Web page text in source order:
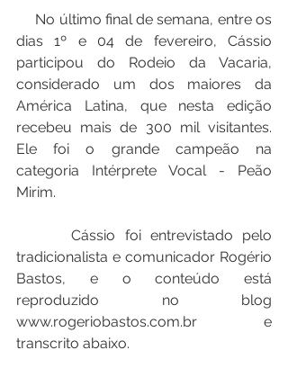
dias 1º e 04 de fevereiro, Cássio
participou do Rodeio da Vacaria,
considerado um dos maiores da
América Latina, que nesta edição
recebeu mais de 300 mil visitantes.
Ele foi o grande campeão na
categoria Intérprete Vocal - Peão
Mirim.
      Cássio foi entrevistado pelo
tradicionalista e comunicador Rogério
Bastos, e o conteúdo está
reproduzido no blog
www.rogeriobastos.com.br e
transcrito abaixo.